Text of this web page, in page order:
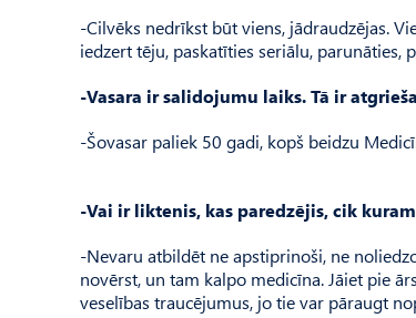
-Cilvēks nedrīkst būt viens, jādraudzējas.
iedzert tēju, paskatīties seriālu, parunāties,
-Vasara ir salidojumu laiks. Tā ir
-Šovasar paliek 50 gadi, kopš beidzu
-Vai ir liktenis, kas paredzējis, cik
-Nevaru atbildēt ne apstiprinoši, ne
novērst, un tam kalpo medicīna. Jāiet pie
veselības traucējumus, jo tie var pāraugt